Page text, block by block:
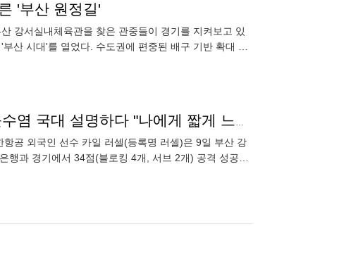
'부산 원정길'
강서실내체육관을 찾은 관중들이 경기를 지켜보고 있
산 시대'를 열었다. 수도권에 편중된 배구 기반 확대 등
'이럴 수가' 용인→부산 6시간 버스 문제없나, 美 콧수염 국대 설명하다 "나에게 짧게 느껴진다, 그래도 2시간으로 줄어들면"
공 외국인 선수 카일 러셀(등록명 러셀)은 9일 부산 강
과 경기에서 34점(블로킹 4개, 서브 2개) 공격 성공률